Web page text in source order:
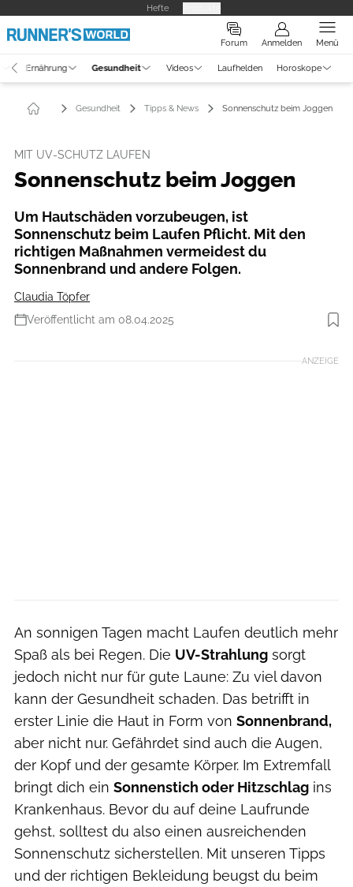
Hefte
Forum Anmelden Menü
Ernährung Gesundheit Videos Laufhelden Horoskope
Gesundheit Tipps & News Sonnenschutz beim Joggen
MIT UV-SCHUTZ LAUFEN
Sonnenschutz beim Joggen
Um Hautschäden vorzubeugen, ist
Sonnenschutz beim Laufen Pflicht. Mit den
richtigen Maßnahmen vermeidest du
Sonnenbrand und andere Folgen.
Claudia Töpfer
Veröffentlicht am 08.04.2025
Foto: Getty Images
ANZEIGE
An sonnigen Tagen macht Laufen deutlich mehr
Spaß als bei Regen. Die UV-Strahlung sorgt
jedoch nicht nur für gute Laune: Zu viel davon
kann der Gesundheit schaden. Das betrifft in
erster Linie die Haut in Form von Sonnenbrand,
aber nicht nur. Gefährdet sind auch die Augen,
der Kopf und der gesamte Körper. Im Extremfall
bringt dich ein Sonnenstich oder Hitzschlag ins
Krankenhaus. Bevor du auf deine Laufrunde
gehst, solltest du also einen ausreichenden
Sonnenschutz sicherstellen. Mit unseren Tipps
und der richtigen Bekleidung beugst du beim